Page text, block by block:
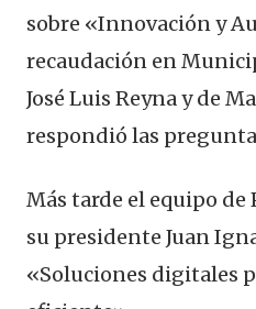
sobre «Innovación y
recaudación en
José Luis Reyna y de
respondió las
Más tarde el equipo de
su presidente Juan
«Soluciones digitales